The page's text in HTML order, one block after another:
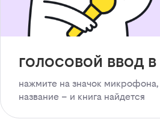
голосовой ввод
нажмите на значок
название – и книга найдется